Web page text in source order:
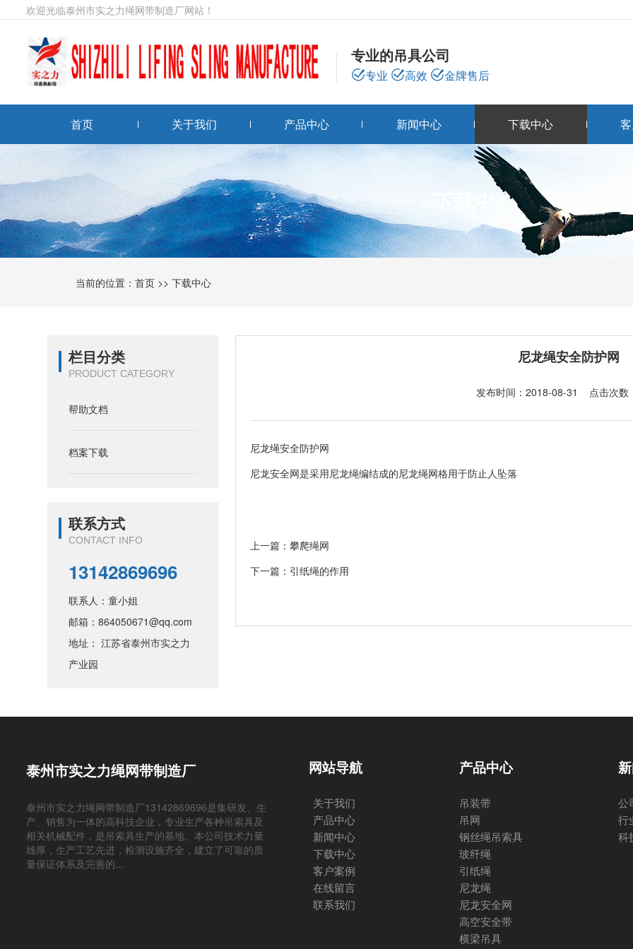
欢迎光临泰州市实之力绳网带制造厂网站！
专业的吊具公司
专业 高效 金牌售后
首页 关于我们 产品中心 新闻中心 下载中心
下载中心
当前的位置：首页 >>下载中心
栏目分类
PRODUCT CATEGORY
帮助文档
档案下载
联系方式
CONTACT INFO
13142869696
联系人：童小姐
邮箱：864050671@qq.com
地址： 江苏省泰州市实之力
产业园
尼龙绳安全防护网
发布时间：2018-08-31 点击次数
尼龙绳安全防护网
尼龙安全网是采用尼龙绳编结成的尼龙绳网格用于防止人坠落
上一篇：攀爬绳网
下一篇： 引纸绳的作用
泰州市实之力绳网带制造厂
泰州市实之力绳网带制造厂13142869696是集研发、生
产、销售为一体的高科技企业，专业生产各种吊索具及
相关机械配件，是吊索具生产的基地。本公司技术力量
雄厚，生产工艺先进，检测设施齐全，建立了可靠的质
量保证体系及完善的...
网站导航
关于我们
产品中心
新闻中心
下载中心
客户案例
在线留言
联系我们
产品中心
吊装带
吊网
钢丝绳吊索具
玻纤绳
引纸绳
尼龙绳
尼龙安全网
高空安全带
横梁吊具
公
行
科